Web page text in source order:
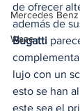
Mercedes Benz
Waze
de ofrecer
además de
Bugatti
lujo con un
esto se han
este sea el